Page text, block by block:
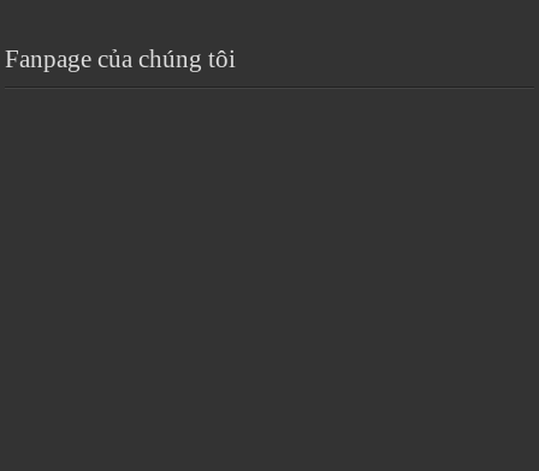
Fanpage của chúng tôi